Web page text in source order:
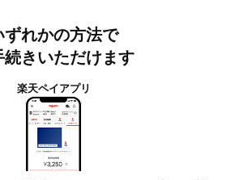
ずれかの方法で
続きいただけます
楽天ペイアプリ